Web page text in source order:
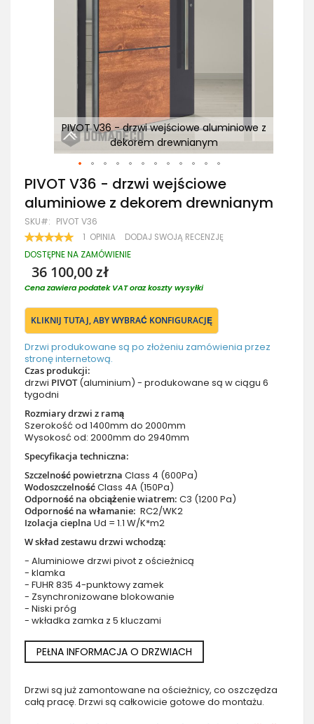
PIVOT V36 - drzwi wejściowe aluminiowe z
dekorem drewnianym
Przejdź
na
początek
galerii
PIVOT V36 - drzwi wejściowe
aluminiowe z dekorem drewnianym
SKU PIVOT V36
OCENA:
100 100
1 OPINIA DODAJ SWOJĄ RECENZJĘ
DOSTĘPNE NA ZAMÓWIENIE
36 100,00 zł
Cena zawiera podatek VAT oraz koszty wysyłki
KLIKNIJ TUTAJ, ABY WYBRAĆ KONFIGURACJĘ
Drzwi produkowane są po złożeniu zamówienia przez
stronę internetową.
Czas produkcji:
drzwi PIVOT(aluminium) - produkowane są w ciągu 6
tygodni
Rozmiary drzwi z ramą
Szerokość od 1400mm do 2000mm
Wysokosć od: 2000mm do 2940mm
Specyfikacja techniczna:
Szczelność powietrzna Class 4 (600Pa)
WodoszczelnośćClass 4A (150Pa)
Odporność na obciążenie wiatrem: C3 (1200 Pa)
Odporność na włamanie: RC2/WK2
Izolacja cieplna Ud = 1.1 W/K*m2
W skład zestawu drzwi wchodzą:
- Aluminiowe drzwi pivot z ościeżnicą
- klamka
- FUHR 835 4-punktowy zamek
- Zsynchronizowane blokowanie
- Niski próg
- wkładka zamka z 5 kluczami
PEŁNA INFORMACJA O DRZWIACH
Drzwi są już zamontowane na ościeżnicy, co oszczędza
całą pracę. Drzwi są całkowicie gotowe do montażu.